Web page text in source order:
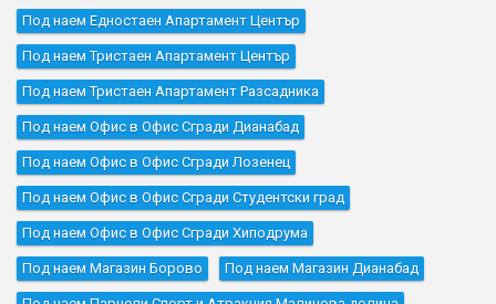
Под наем Едностаен Апартамент Център
Под наем Тристаен Апартамент Център
Под наем Тристаен Апартамент Разсадника
Под наем Офис в Офис Сгради Дианабад
Под наем Офис в Офис Сгради Лозенец
Под наем Офис в Офис Сгради Студентски град
Под наем Офис в Офис Сгради Хиподрума
Под наем Магазин Борово Под наем Магазин Дианабад